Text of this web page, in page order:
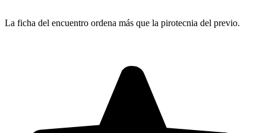
La ficha del encuentro ordena más que la pirotecnia del previo.